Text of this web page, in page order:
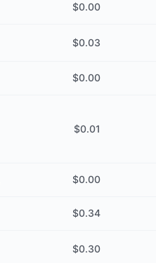
$0.00
$0.03
$0.00
$0.01
$0.00
$0.34
$0.30